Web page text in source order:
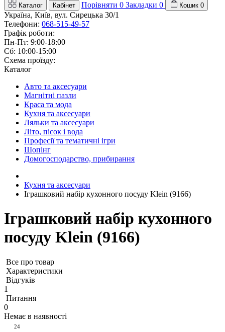
Каталог Кабінет Порівняти 0 Закладки 0 Кошик 0
Україна, Київ, вул. Сирецька 30/1
Телефони: 068-515-49-57
Графік роботи:
Пн-Пт: 9:00-18:00
Сб: 10:00-15:00
Схема проїзду:
Каталог
Авто та аксесуари
Магнітні пазли
Краса та мода
Кухня та аксесуари
Ляльки та аксесуари
Літо, пісок і вода
Професії та тематичні ігри
Шопінг
Домогосподарство, прибирання
Кухня та аксесуари
Іграшковий набір кухонного посуду Klein (9166)
Іграшковий набір кухонного
посуду Klein (9166)
Все про товар
Характеристики
Відгуків
1
Питання
0
Немає в наявності
24